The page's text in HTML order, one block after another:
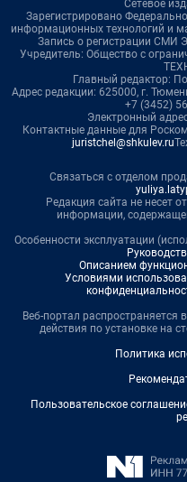
Сетевое
Зарегистрировано
информационных технологий и
Запись о регистрации СМИ
Учредитель: Общество с
Главный редактор:
Адрес редакции: 625000, г.
+7 (3452)
Электронный
Контактные данные для
juristchel@shkulev.ru
Связаться с отделом
Редакция сайта не несет
информации,
Особенности эксплуатации
Описанием
Условиями
Веб-портал распространяется
действия по установке на
Политика
Пользовательское